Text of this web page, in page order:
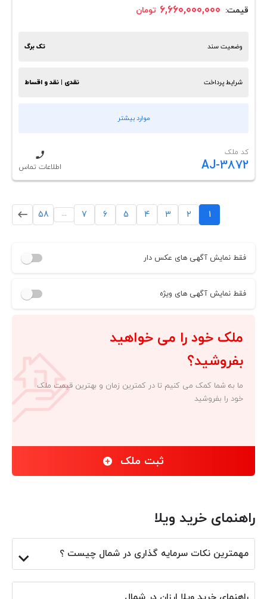
قیمت: ۶,۶۶۰,۰۰۰,۰۰۰ تومان
تک برگ وضعیت سند
نقدی | نقد و اقساط شرایط پرداخت
موارد بیشتر
کد ملک
AJ-3872 اطلاعات تماس
1
2
3
4
5
6
7
...
58
فقط نمایش آگهی های عکس دار
فقط نمایش آگهی های ویژه
ملک خود را می خواهید
بفروشید؟
ما به شما کمک می کنیم تا در کمترین زمان و بهترین قیمت ملک
خود را بفروشید
ثبت ملک
راهنمای خرید ویلا
مهمترین نکات سرمایه گذاری در شمال چیست ؟